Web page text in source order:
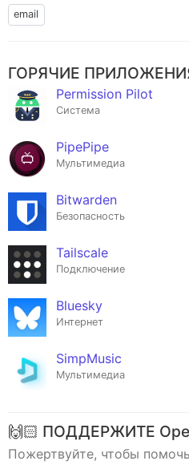
email
ГОРЯЧИЕ
Permission Pilot
Система
PipePipe
Мультимедиа
Bitwarden
Безопасность
Tailscale
Подключение
Bluesky
Интернет
SimpMusic
Мультимедиа
🙌🏻 ПОДДЕРЖИТЕ
Пожертвуйте, чтобы